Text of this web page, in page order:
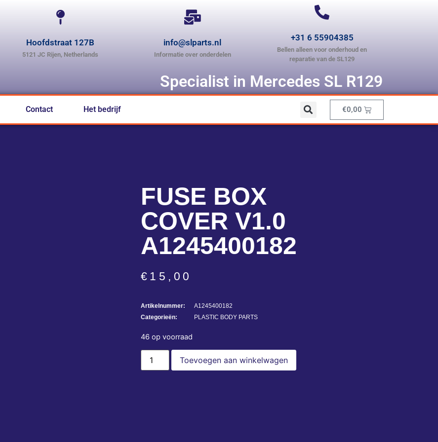
Hoofdstraat 127B
5121 JC Rijen, Netherlands
info@slparts.nl
Informatie over onderdelen
+31 6 55904385
Bellen alleen voor onderhoud en
reparatie van de SL129
Specialist in Mercedes SL R129
Contact Het bedrijf €0,00
FUSE BOX
COVER V1.0
A1245400182
€ 15,00
Artikelnummer:
A1245400182
Categorieën:
PLASTIC BODY PARTS
46 op voorraad
Toevoegen aan winkelwagen